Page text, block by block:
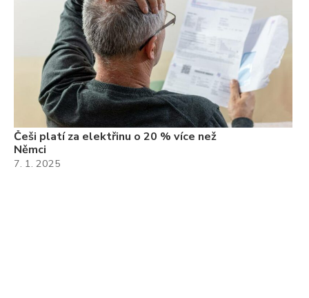
Češi platí za elektřinu o 20 % více než
Němci
7. 1. 2025